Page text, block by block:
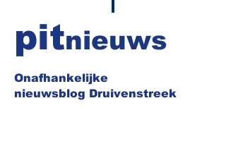
Onafhankelijke
nieuwsblog Druivenstreek
pitnieuws